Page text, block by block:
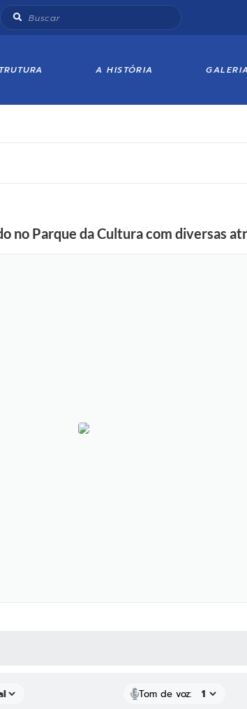
A HISTÓRIA
no Parque da Cultura com diversas
Tom de voz: